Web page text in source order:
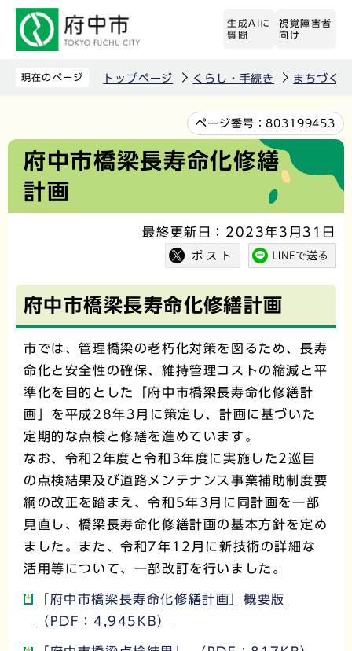
先
生成AIに
質問
視覚障害者
向け
現在のページ トップページ くらし・手続き まちづく
文
か
ページ番号：803199453
府中市橋梁長寿命化修繕
計画
最終更新日：2023年3月31日
府中市橋梁長寿命化修繕計画
市では、管理橋梁の老朽化対策を図るため、長寿
命化と安全性の確保、維持管理コストの縮減と平
準化を目的とした「府中市橋梁長寿命化修繕計
画」を平成28年3月に策定し、計画に基づいた
定期的な点検と修繕を進めています。
なお、令和2年度と令和3年度に実施した2巡目
の点検結果及び道路メンテナンス事業補助制度要
綱の改正を踏まえ、令和5年3月に同計画を一部
見直し、橋梁長寿命化修繕計画の基本方針を定め
ました。また、令和7年12月に新技術の詳細な
活用等について、一部改訂を行いました。
「府中市橋梁長寿命化修繕計画」概要版
（PDF：4,945KB）